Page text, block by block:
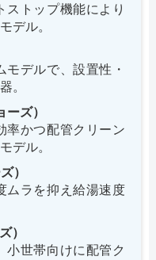
ストップ機能により
デル。
デルで、設置性・
。
ズ）
率かつ配管クリーン
デル。
）
ムラを抑え給湯速度
）
小世帯向けに配管ク